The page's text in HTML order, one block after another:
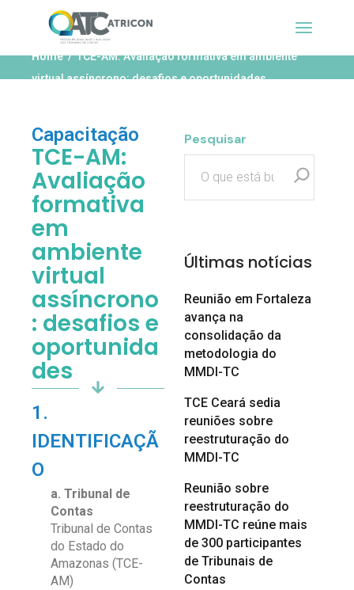
Home
TCE-AM: Avaliação formativa em ambiente
virtual assíncrono: desafios e oportunidades
Capacitação
TCE-AM:
Avaliação
formativa
em
ambiente
virtual
assíncrono
: desafios e
oportunida
des
1.
IDENTIFICAÇÃ
O
a. Tribunal de
Contas
Tribunal de Contas
do Estado do
Amazonas (TCE-
AM)
Pesquisar
Últimas notícias
Reunião em Fortaleza
avança na
consolidação da
metodologia do
MMDI-TC
TCE Ceará sedia
reuniões sobre
reestruturação do
MMDI-TC
Reunião sobre
reestruturação do
MMDI-TC reúne mais
de 300 participantes
de Tribunais de
Contas